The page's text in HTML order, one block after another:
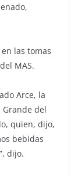
las tomas
MAS.
Arce, la
Grande del
quien, dijo,
bebidas
dijo.